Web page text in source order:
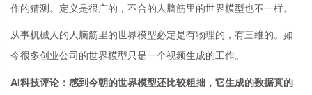
作的猜测。定义是很广的，不合的人脑筋里的世界模型也不一样。
从事机械人的人脑筋里的世界模型必定是有物理的，有三维的。如
今很多创业公司的世界模型只是一个视频生成的工作。
AI科技评论：感到今朝的世界模型还比较粗拙，它生成的数据真的